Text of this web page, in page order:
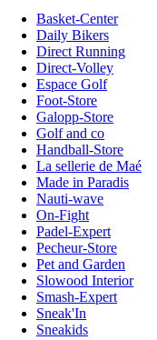
Basket-Center
Daily Bikers
Direct Running
Direct-Volley
Espace Golf
Foot-Store
Galopp-Store
Golf and co
Handball-Store
La sellerie de Maé
Made in Paradis
Nauti-wave
On-Fight
Padel-Expert
Pecheur-Store
Pet and Garden
Slowood Interior
Smash-Expert
Sneak'In
Sneakids